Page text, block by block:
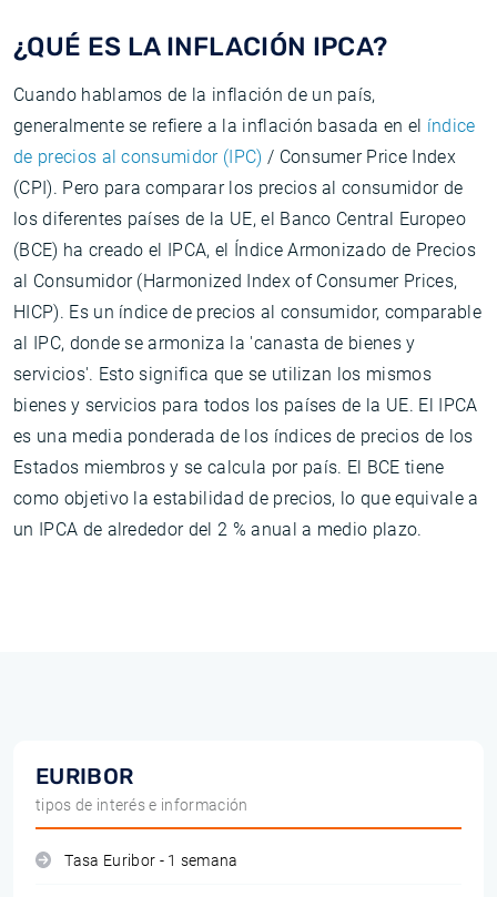
¿QUÉ ES LA INFLACIÓN IPCA?
Cuando hablamos de la inflación de un país,
generalmente se refiere a la inflación basada en el índice
de precios al consumidor (IPC) / Consumer Price Index
(CPI). Pero para comparar los precios al consumidor de
los diferentes países de la UE, el Banco Central Europeo
(BCE) ha creado el IPCA, el Índice Armonizado de Precios
al Consumidor (Harmonized Index of Consumer Prices,
HICP). Es un índice de precios al consumidor, comparable
al IPC, donde se armoniza la 'canasta de bienes y
servicios'. Esto significa que se utilizan los mismos
bienes y servicios para todos los países de la UE. El IPCA
es una media ponderada de los índices de precios de los
Estados miembros y se calcula por país. El BCE tiene
como objetivo la estabilidad de precios, lo que equivale a
un IPCA de alrededor del 2 % anual a medio plazo.
EURIBOR
tipos de interés e información
Tasa Euribor - 1 semana